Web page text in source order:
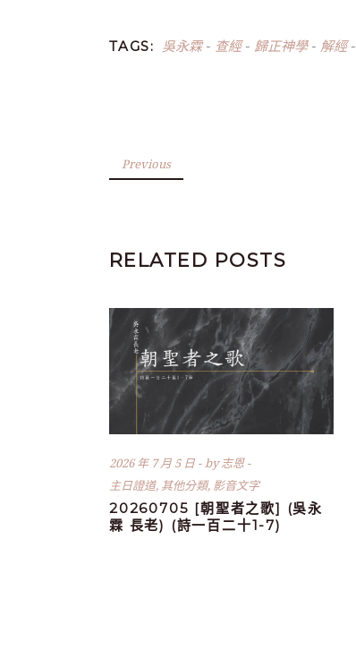
TAGS: 吳永霖- 查經- 歸正神學- 解經-
Previous
RELATED POSTS
2026 年 7 月 5 日 by志恩
主日證道, 其他分類, 影音文字
20260705 [朝聖者之歌] (吳永
霖 長老) (詩一百二十1-7)